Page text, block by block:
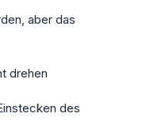
aber das
drehen
des